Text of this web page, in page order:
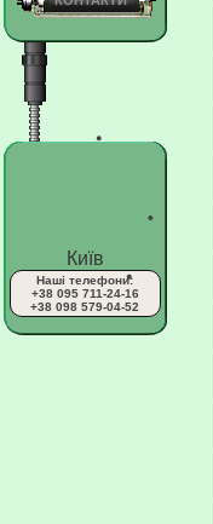
Київ
Наші телефони:
+38 095 711-24-16
+38 098 579-04-52